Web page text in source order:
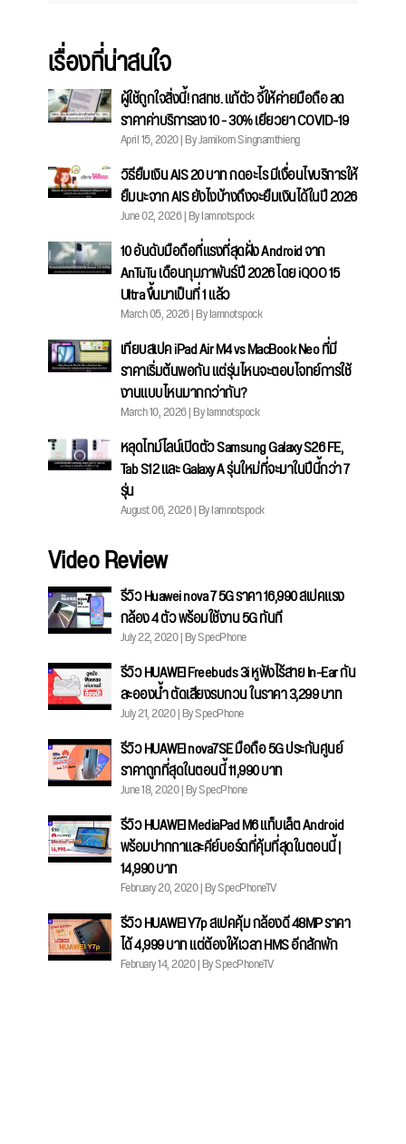
เรื่องที่น่าสนใจ
ผู้ใช้ถูกใจสิ่งนี้! กสทช. แก้ตัว จี้ให้ค่ายมือถือ ลด
ราคาค่าบริการลง 10 - 30% เยียวยา COVID-19
April 15, 2020 | By Jamikorn Singnamthieng
วิธียืมเงิน AIS 20 บาท กดอะไร มีเงื่อนไขบริการให้
ยืมนะจาก AIS ยังไงบ้างถึงจะยืมเงินได้ในปี 2026
June 02, 2026 | By Iamnotspock
10 อันดับมือถือที่แรงที่สุดฝั่ง Android จาก
AnTuTu เดือนกุมภาพันธ์ปี 2026 โดย iQOO 15
Ultra ขึ้นมาเป็นที่ 1 แล้ว
March 05, 2026 | By Iamnotspock
เทียบสเปค iPad Air M4 vs MacBook Neo ที่มี
ราคาเริ่มต้นพอกัน แต่รุ่นไหนจะตอบโจทย์การใช้
งานแบบไหนมากกว่ากัน?
March 10, 2026 | By Iamnotspock
หลุดไทม์ไลน์เปิดตัว Samsung Galaxy S26 FE,
Tab S12 และ Galaxy A รุ่นใหม่ที่จะมาในปีนี้กว่า 7
รุ่น
August 06, 2026 | By Iamnotspock
Video Review
รีวิว Huawei nova 7 5G ราคา 16,990 สเปคแรง
กล้อง 4 ตัว พร้อมใช้งาน 5G ทันที
July 22, 2020 | By SpecPhone
รีวิว HUAWEI Freebuds 3i หูฟังไร้สาย In-Ear กัน
ละอองน้ำ ตัดเสียงรบกวน ในราคา 3,299 บาท
July 21, 2020 | By SpecPhone
รีวิว HUAWEI nova7SE มือถือ 5G ประกันศูนย์
ราคาถูกที่สุดในตอนนี้ 11,990 บาท
June 18, 2020 | By SpecPhone
รีวิว HUAWEI MediaPad M6 แท็บเล็ต Android
พร้อมปากกาและคีย์บอร์ดที่คุ้มที่สุดในตอนนี้ |
14,990 บาท
February 20, 2020 | By SpecPhoneTV
รีวิว HUAWEI Y7p สเปคคุ้ม กล้องดี 48MP ราคา
ได้ 4,999 บาท แต่ต้องให้เวลา HMS อีกสักพัก
February 14, 2020 | By SpecPhoneTV